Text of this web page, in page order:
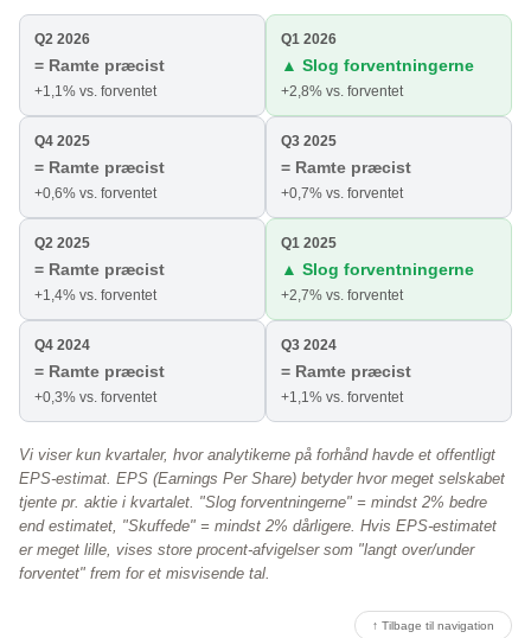
Q2 2026
= Ramte præcist
+1,1% vs. forventet
Q1 2026
▲ Slog forventningerne
+2,8% vs. forventet
Q4 2025
= Ramte præcist
+0,6% vs. forventet
Q3 2025
= Ramte præcist
+0,7% vs. forventet
Q2 2025
= Ramte præcist
+1,4% vs. forventet
Q1 2025
▲ Slog forventningerne
+2,7% vs. forventet
Q4 2024
= Ramte præcist
+0,3% vs. forventet
Q3 2024
= Ramte præcist
+1,1% vs. forventet
Vi viser kun kvartaler, hvor analytikerne på forhånd havde et offentligt
EPS-estimat. EPS (Earnings Per Share) betyder hvor meget selskabet
tjente pr. aktie i kvartalet. "Slog forventningerne" = mindst 2% bedre
end estimatet, "Skuffede" = mindst 2% dårligere. Hvis EPS-estimatet
er meget lille, vises store procent-afvigelser som "langt over/under
forventet" frem for et misvisende tal.
↑ Tilbage til navigation